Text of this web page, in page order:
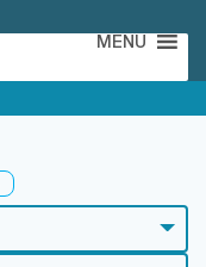
MENU